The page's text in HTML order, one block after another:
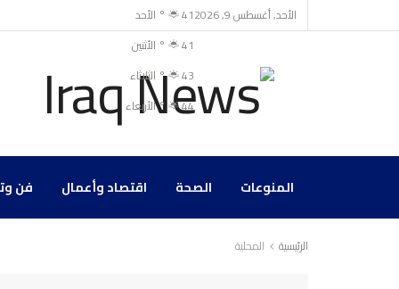
الأحد, أغسطس 9, 2026 41
° الأحد
41
° الأثنين
43
° الثلاثاء
44
°الأربعاء
فن اقتصاد وأعمال الصحة المنوعات
الرئيسية المحلية